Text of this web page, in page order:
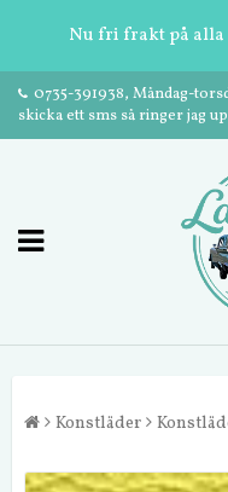
Nu fri frakt på
0735-391938, Måndag-
skicka ett sms så ringer jag
Konstläder